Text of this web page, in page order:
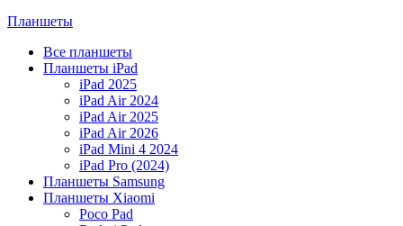
Планшеты
Все планшеты
Планшеты iPad
iPad 2025
iPad Air 2024
iPad Air 2025
iPad Air 2026
iPad Mini 4 2024
iPad Pro (2024)
Планшеты Samsung
Планшеты Xiaomi
Poco Pad